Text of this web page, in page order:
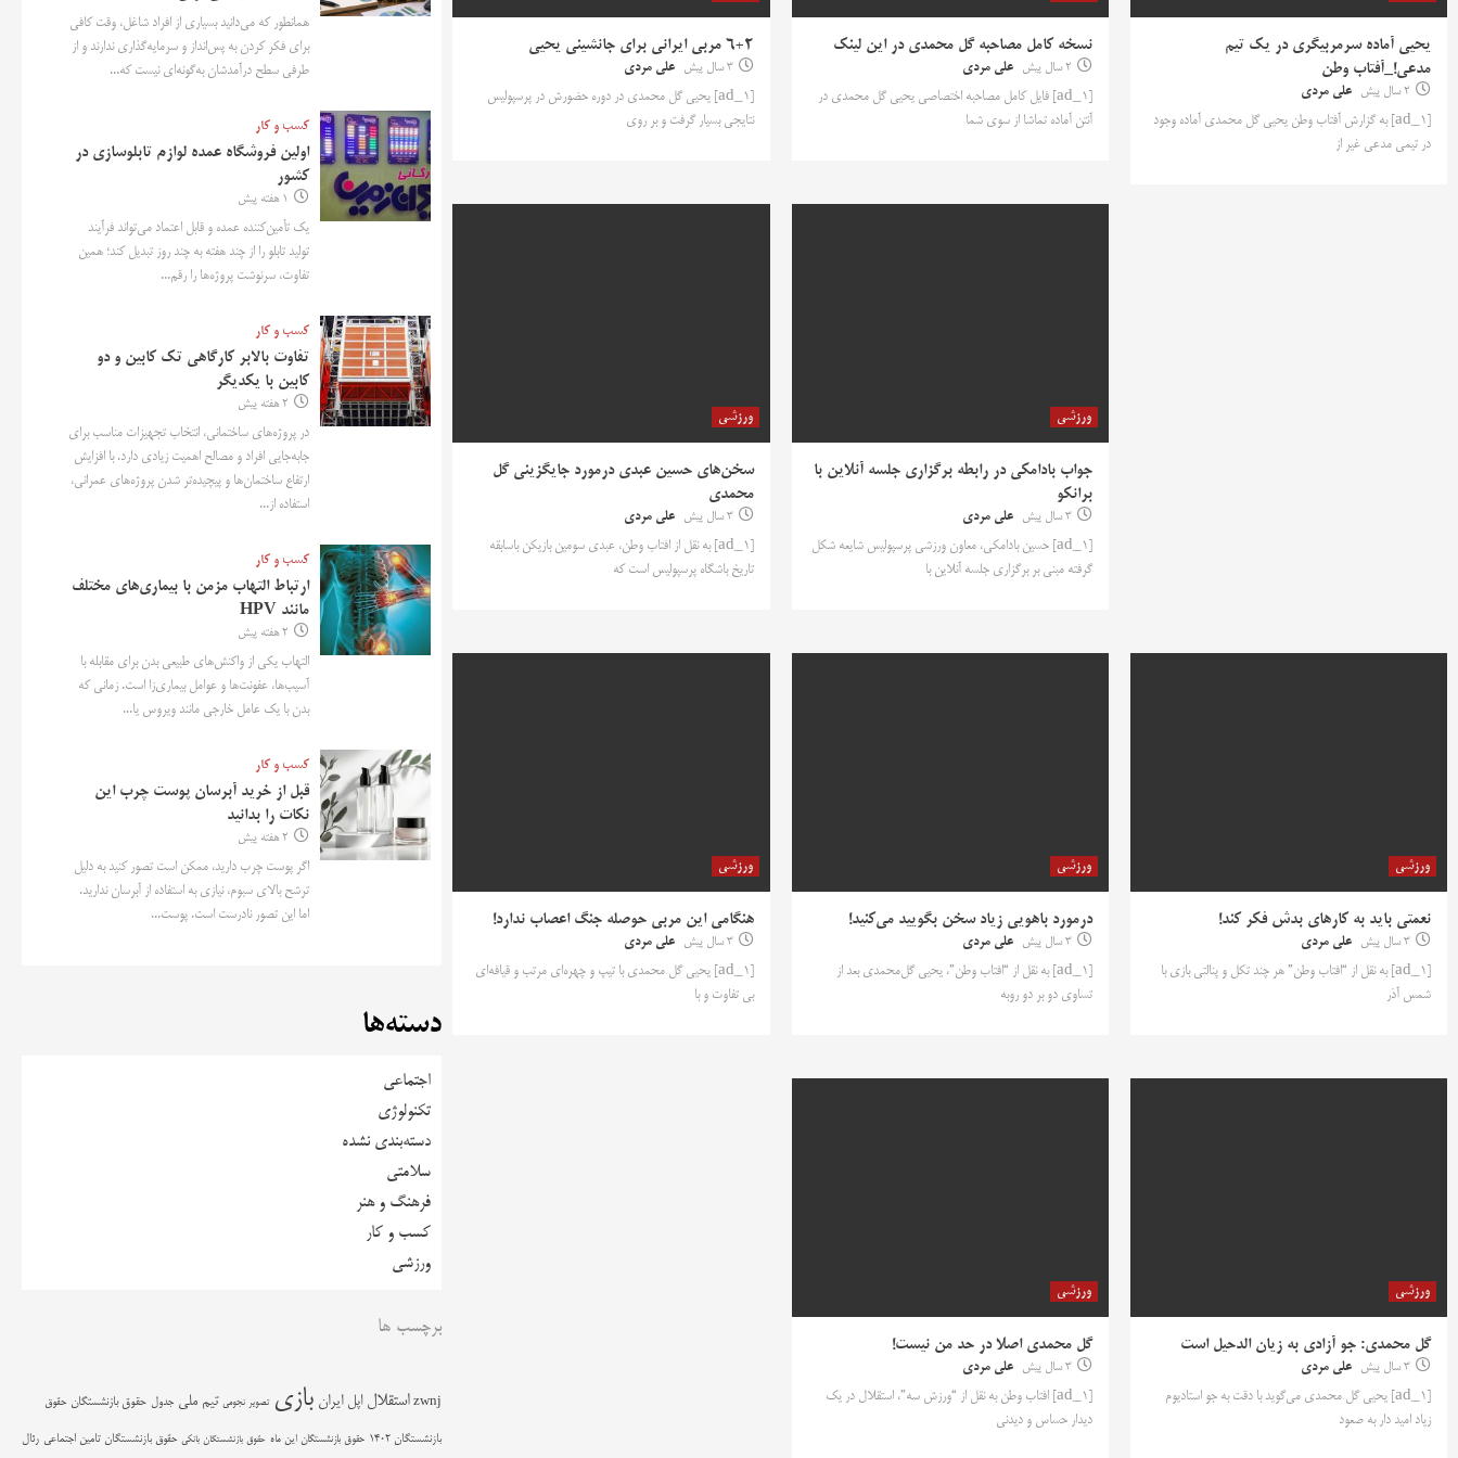
یحیی آماده سرمربیگری در یک تیم
مدعی!_آفتاب وطن
2 سال پیش علی مردی
[ad_1] به گزارش آفتاب وطن یحیی گل محمدی آماده وجود
در تیمی مدعی غیر از
نسخه کامل مصاحبه گل محمدی در این لینک
2 سال پیش علی مردی
[ad_1] فایل کامل مصاحبه اختصاصی یحیی گل محمدی در
آنتن آماده تماشا از سوی شما
6+2 مربی ایرانی برای جانشینی یحیی
3 سال پیش علی مردی
[ad_1] یحیی گل محمدی در دوره حضورش در پرسپولیس
نتایجی بسیار گرفت و بر روی
ورزشی
جواب‌ بادامکی در رابطه برگزاری جلسه آنلاین با
برانکو
3 سال پیش علی مردی
[ad_1] حسین بادامکی، معاون ورزشی پرسپولیس شایعه شکل
گرفته مبنی بر برگزاری جلسه آنلاین با
ورزشی
سخن‌های حسین عبدی درمورد جایگزینی گل
محمدی
3 سال پیش علی مردی
[ad_1] به نقل از افتاب وطن، عبدی سومین بازیکن باسابقه
تاریخ باشگاه پرسپولیس است که
ورزشی
نعمتی باید به کارهای بدش فکر کند!
3 سال پیش علی مردی
[ad_1] به نقل از “افتاب وطن” هر چند تکل و پنالتی بازی با
شمس آذر
ورزشی
درمورد باهویی زیاد سخن بگویید می‌کنید!
3 سال پیش علی مردی
[ad_1] به نقل از “افتاب وطن”، یحیی گل‌محمدی بعد از
تساوی دو بر دو روبه
ورزشی
هنگامی این مربی حوصله جنگ اعصاب ندارد!
3 سال پیش علی مردی
[ad_1] یحیی گل محمدی با تیپ و چهره‌ای مرتب و قیافه‌ای
بی تفاوت و با
ورزشی
گل محمدی: جو آزادی به زیان الدحیل است
3 سال پیش علی مردی
[ad_1] یحیی گل محمدی می‌گوید با دقت به جو استادیوم
زیاد امید دار به صعود
ورزشی
گل محمدی اصلا در حد من نیست!
3 سال پیش علی مردی
[ad_1] افتاب وطن به نقل از “ورزش سه”، استقلال در یک
دیدار حساس و دیدنی
همانطور که می‌دانید بسیاری از افراد شاغل، وقت کافی
برای فکر کردن به پس‌انداز و سرمایه‌گذاری ندارند و از
طرفی سطح درآمدشان به‌گونه‌ای نیست که...
کسب و کار
اولین فروشگاه عمده لوازم تابلوسازی در
کشور
1 هفته پیش
یک تأمین‌کننده عمده و قابل اعتماد می‌تواند فرآیند
تولید تابلو را از چند هفته به چند روز تبدیل کند؛ همین
تفاوت، سرنوشت پروژه‌ها را رقم...
کسب و کار
تفاوت بالابر کارگاهی تک کابین و دو
کابین با یکدیگر
2 هفته پیش
در پروژه‌های ساختمانی، انتخاب تجهیزات مناسب برای
جابه‌جایی افراد و مصالح اهمیت زیادی دارد. با افزایش
ارتفاع ساختمان‌ها و پیچیده‌تر شدن پروژه‌های عمرانی،
استفاده از...
کسب و کار
ارتباط التهاب مزمن با بیماری‌های مختلف
مانند HPV
2 هفته پیش
التهاب یکی از واکنش‌های طبیعی بدن برای مقابله با
آسیب‌ها، عفونت‌ها و عوامل بیماری‌زا است. زمانی که
بدن با یک عامل خارجی مانند ویروس یا...
کسب و کار
قبل از خرید آبرسان پوست چرب این
نکات را بدانید
2 هفته پیش
اگر پوست چرب دارید، ممکن است تصور کنید به دلیل
ترشح بالای سبوم، نیازی به استفاده از آبرسان ندارید.
اما این تصور نادرست است. پوست...
دسته‌ها
اجتماعی
تکنولوژی
دسته‌بندی نشده
سلامتی
فرهنگ و هنر
کسب و کار
ورزشی
برچسب ها
zwnj استقلال اپل ایران بازی تصویر نجومی تیم ملی جدول حقوق بازنشستگان حقوق
بازنشستگان 1402 حقوق بازنشستگان این ماه حقوق بازنشستگان بانکی حقوق بازنشستگان تامین اجتماعی رئال